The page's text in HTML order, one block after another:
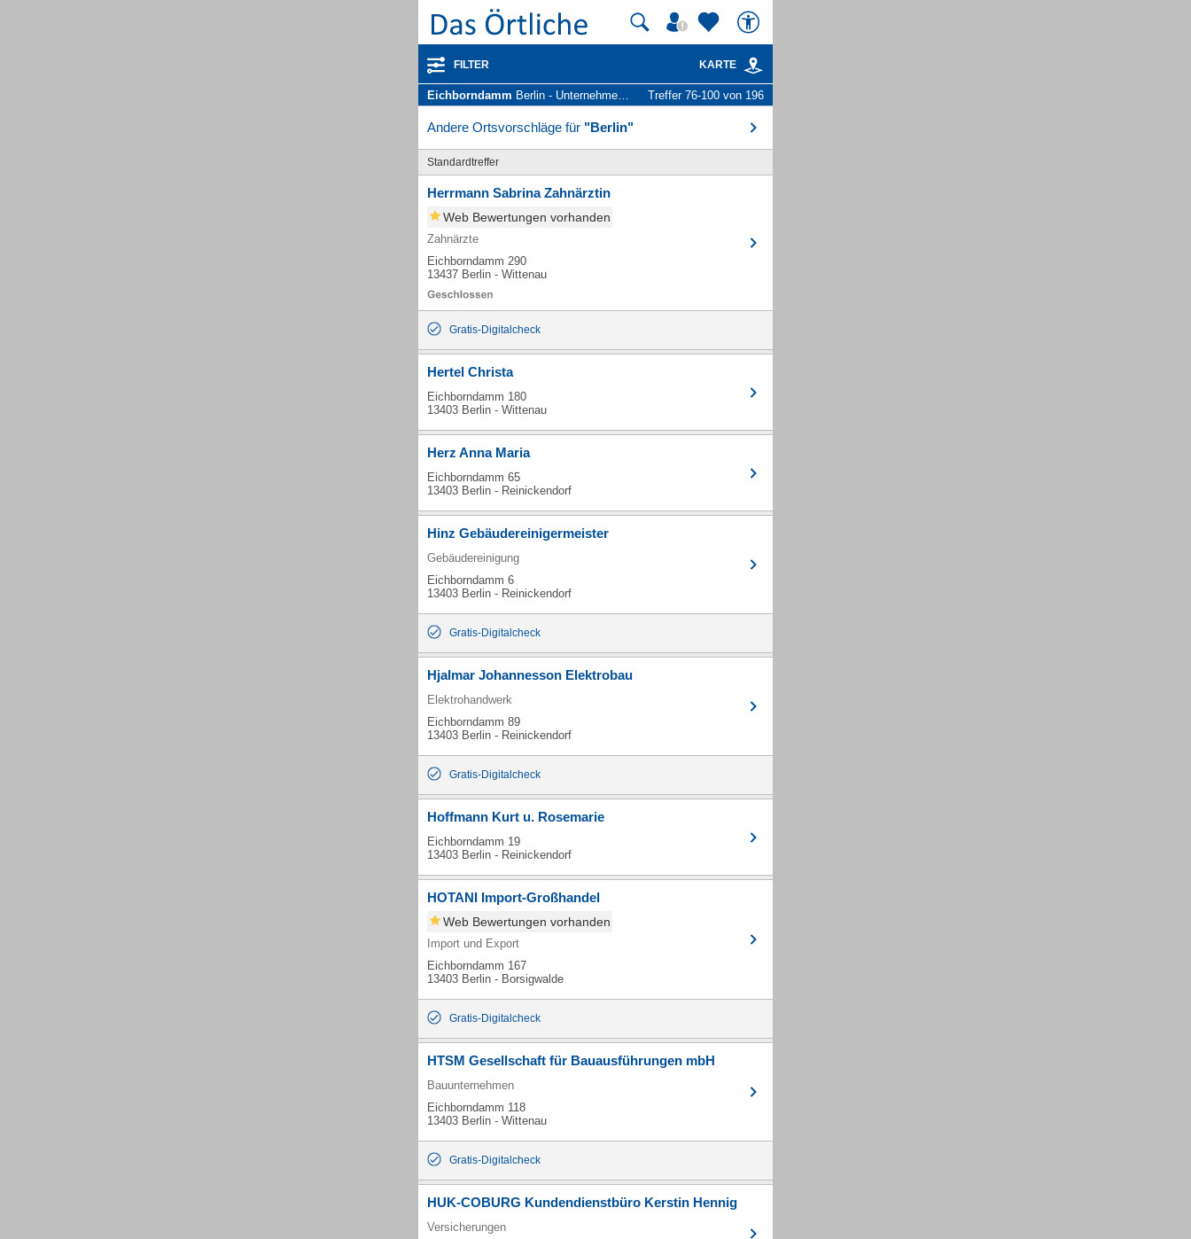
FILTER KARTE
Eichborndamm Berlin - Unternehmen und Personen Treffer 76-100 von 196
Andere Ortsvorschläge für "Berlin"
Standardtreffer
Herrmann Sabrina Zahnärztin
Web Bewertungen vorhanden
Zahnärzte
Eichborndamm 290
13437 Berlin - Wittenau
Gratis-Digitalcheck
Hertel Christa
Eichborndamm 180
13403 Berlin - Wittenau
Herz Anna Maria
Eichborndamm 65
13403 Berlin - Reinickendorf
Hinz Gebäudereinigermeister
Gebäudereinigung
Eichborndamm 6
13403 Berlin - Reinickendorf
Gratis-Digitalcheck
Hjalmar Johannesson Elektrobau
Elektrohandwerk
Eichborndamm 89
13403 Berlin - Reinickendorf
Gratis-Digitalcheck
Hoffmann Kurt u. Rosemarie
Eichborndamm 19
13403 Berlin - Reinickendorf
HOTANI Import-Großhandel
Web Bewertungen vorhanden
Import und Export
Eichborndamm 167
13403 Berlin - Borsigwalde
Gratis-Digitalcheck
HTSM Gesellschaft für Bauausführungen mbH
Bauunternehmen
Eichborndamm 118
13403 Berlin - Wittenau
Gratis-Digitalcheck
HUK-COBURG Kundendienstbüro Kerstin Hennig
Versicherungen